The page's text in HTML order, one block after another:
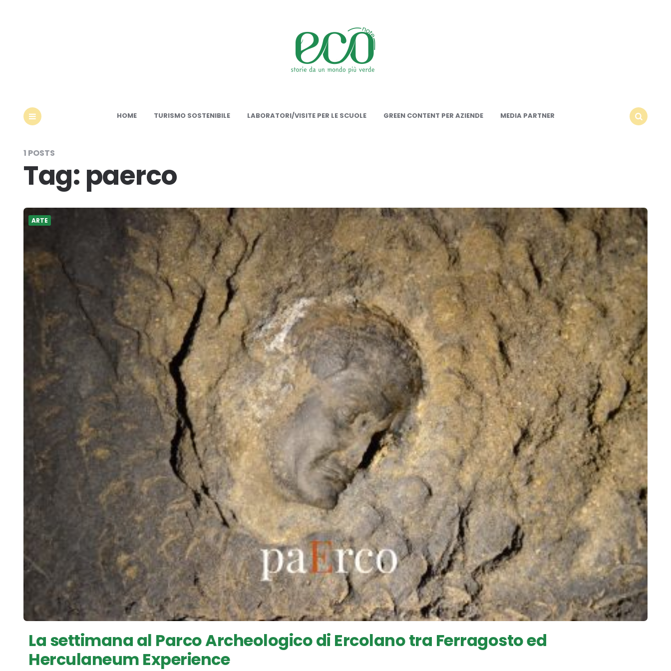
HOME TURISMO SOSTENIBILE LABORATORI/VISITE PER LE SCUOLE GREEN CONTENT PER AZIENDE
MEDIA PARTNER
1 POSTS
Tag: paerco
ARTE
La settimana al Parco Archeologico di Ercolano tra Ferragosto ed
Herculaneum Experience